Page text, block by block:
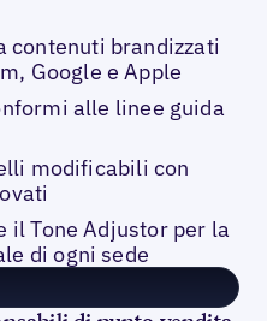
contenuti brandizzati
Google e Apple
alle linee guida
modificabili con
il Tone Adjustor per la
di ogni sede